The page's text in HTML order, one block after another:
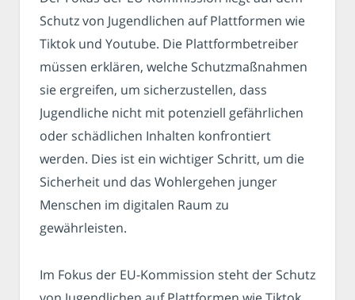
Schutz von Jugendlichen auf Plattformen wie
Tiktok und Youtube. Die Plattformbetreiber
müssen erklären, welche Schutzmaßnahmen
sie ergreifen, um sicherzustellen, dass
Jugendliche nicht mit potenziell gefährlichen
oder schädlichen Inhalten konfrontiert
werden. Dies ist ein wichtiger Schritt, um die
Sicherheit und das Wohlergehen junger
Menschen im digitalen Raum zu
gewährleisten.
Im Fokus der EU-Kommission steht der Schutz